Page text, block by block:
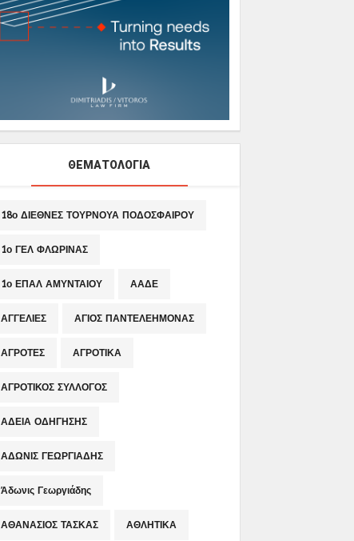
ΘΕΜΑΤΟΛΟΓΙΑ
18ο ΔΙΕΘΝΕΣ ΤΟΥΡΝΟΥΑ ΠΟΔΟΣΦΑΙΡΟΥ
1ο ΓΕΛ ΦΛΩΡΙΝΑΣ
1ο ΕΠΑΛ ΑΜΥΝΤΑΙΟΥ ΑΑΔΕ
ΑΓΓΕΛΙΕΣ ΑΓΙΟΣ ΠΑΝΤΕΛΕΗΜΟΝΑΣ
ΑΓΡΟΤΕΣ ΑΓΡΟΤΙΚΑ
ΑΓΡΟΤΙΚΟΣ ΣΥΛΛΟΓΟΣ
ΑΔΕΙΑ ΟΔΗΓΗΣΗΣ
ΑΔΩΝΙΣ ΓΕΩΡΓΙΑΔΗΣ
Άδωνις Γεωργιάδης
ΑΘΑΝΑΣΙΟΣ ΤΑΣΚΑΣ ΑΘΛΗΤΙΚΑ